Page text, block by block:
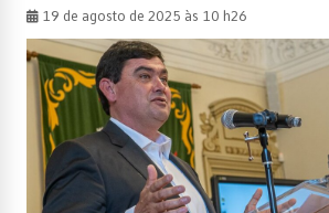
19 de agosto de 2025 às 10 h26